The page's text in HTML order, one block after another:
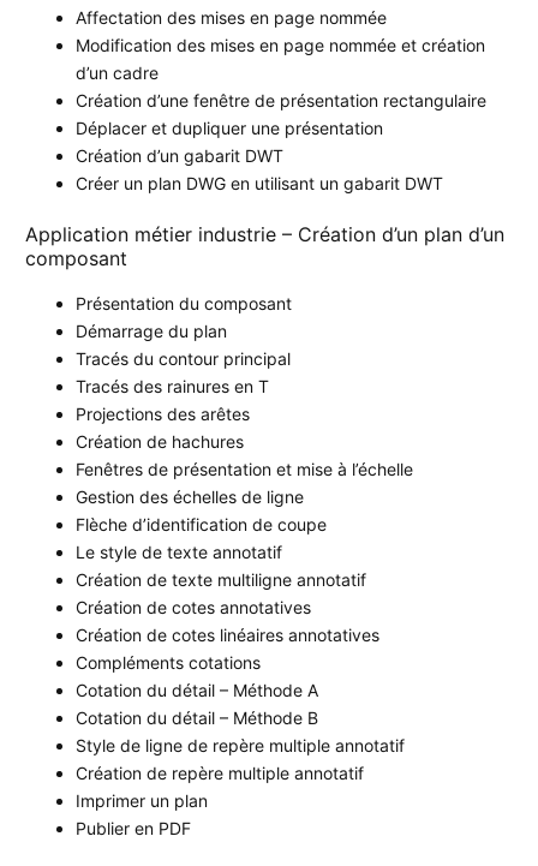
Affectation des mises en page nommée
Modification des mises en page nommée et création
d’un cadre
Création d’une fenêtre de présentation rectangulaire
Déplacer et dupliquer une présentation
Création d’un gabarit DWT
Créer un plan DWG en utilisant un gabarit DWT
Application métier industrie – Création d’un plan d’un
composant
Présentation du composant
Démarrage du plan
Tracés du contour principal
Tracés des rainures en T
Projections des arêtes
Création de hachures
Fenêtres de présentation et mise à l’échelle
Gestion des échelles de ligne
Flèche d’identification de coupe
Le style de texte annotatif
Création de texte multiligne annotatif
Création de cotes annotatives
Création de cotes linéaires annotatives
Compléments cotations
Cotation du détail – Méthode A
Cotation du détail – Méthode B
Style de ligne de repère multiple annotatif
Création de repère multiple annotatif
Imprimer un plan
Publier en PDF